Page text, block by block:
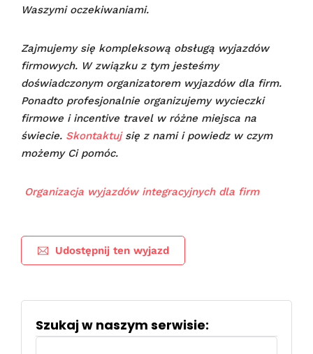
Waszymi oczekiwaniami.
Zajmujemy się kompleksową obsługą wyjazdów
firmowych. W związku z tym jesteśmy
doświadczonym organizatorem wyjazdów dla firm.
Ponadto profesjonalnie organizujemy wycieczki
firmowe i incentive travel w różne miejsca na
świecie. Skontaktujsię z nami i powiedz w czym
możemy Ci pomóc.
Organizacja wyjazdów integracyjnych dla firm
Udostępnij ten wyjazd
Szukaj w naszym serwisie:
Szukaj: